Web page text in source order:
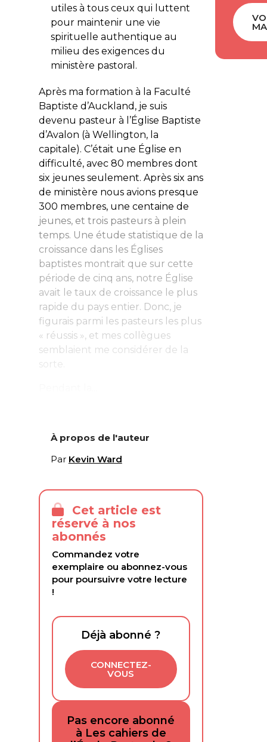
utiles à tous ceux qui luttent
pour maintenir une vie
spirituelle authentique au
milieu des exigences du
ministère pastoral.
Après ma formation à la Faculté
Baptiste d’Auckland, je suis
devenu pasteur à l’Église Baptiste
d’Avalon (à Wellington, la
capitale). C’était une Église en
difficulté, avec 80 membres dont
six jeunes seulement. Après six ans
de ministère nous avions presque
300 membres, une centaine de
jeunes, et trois pasteurs à plein
temps. Une étude statistique de la
croissance dans les Églises
baptistes montrait que sur cette
période de cinq ans, notre Église
avait le taux de croissance le plus
rapide du pays entier. Donc, je
figurais parmi les pasteurs les plus
« réussis », et mes collègues
semblaient me considérer de la
sorte.
À propos de l'auteur
Par Kevin Ward
Cet article est
réservé à nos
abonnés
Commandez votre
exemplaire ou abonnez-vous
pour poursuivre votre lecture
!
Déjà abonné ?
CONNECTEZ-
VOUS
Pas encore abonné
à Les cahiers de